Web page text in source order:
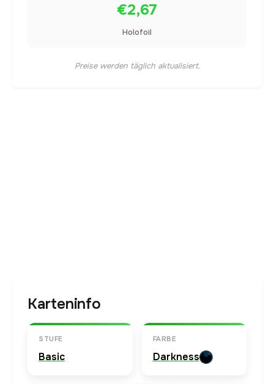
€2,67
Holofoil
Preise werden täglich aktualisiert.
Karteninfo
STUFE
Basic
FARBE
Darkness